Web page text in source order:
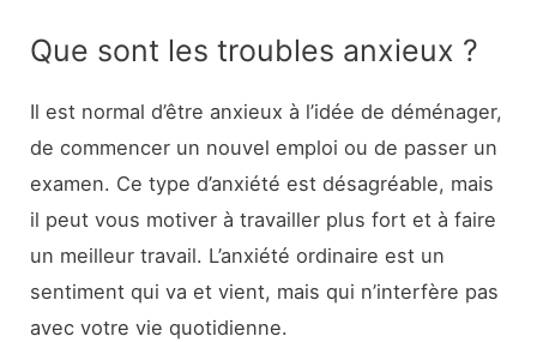
Que sont les troubles anxieux ?
Il est normal d’être anxieux à l’idée de déménager,
de commencer un nouvel emploi ou de passer un
examen. Ce type d’anxiété est désagréable, mais
il peut vous motiver à travailler plus fort et à faire
un meilleur travail. L’anxiété ordinaire est un
sentiment qui va et vient, mais qui n’interfère pas
avec votre vie quotidienne.